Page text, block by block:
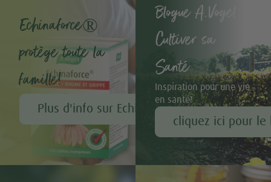
Echinaforce®
protège toute la
famille!
Plus d'info sur Echinaforce®
Blogue A.Vogel -
Cultiver sa
Santé
Inspiration pour une vie
en santé!
cliquez ici pour le